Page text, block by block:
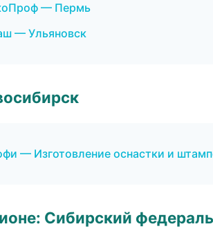
— Пермь
— Ульяновск
— Изготовление оснастки и
Сибирский